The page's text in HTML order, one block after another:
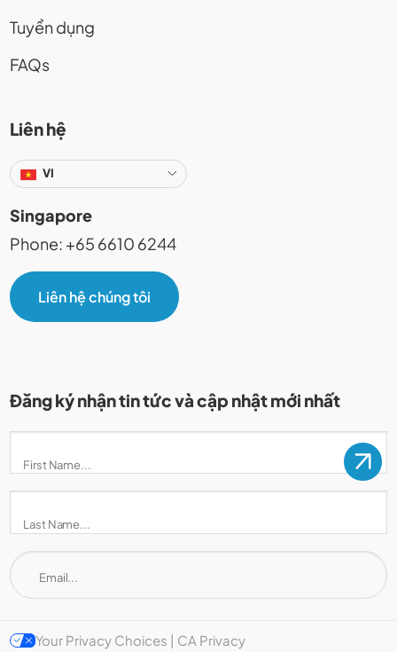
Tuyển dụng
FAQs
Liên hệ
VI
Singapore
Phone: +65 6610 6244
Liên hệ chúng tôi
Đăng ký nhận tin tức và cập nhật mới nhất
Your Privacy Choices | CA Privacy